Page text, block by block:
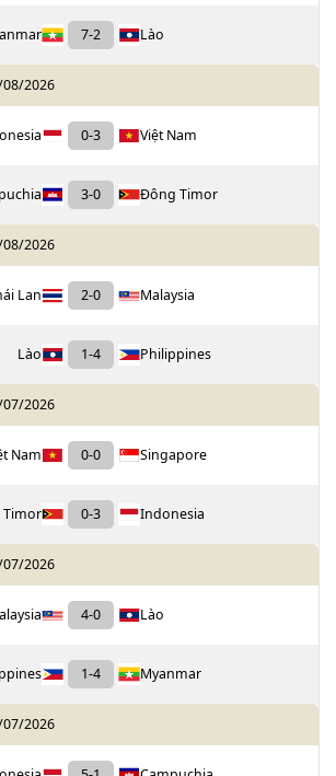
7-2 Lào
2026
0-3 Việt Nam
3-0 Đông Timor
2026
Lan 2-0 Malaysia
Lào 1-4 Philippines
2026
Nam 0-0 Singapore
0-3 Indonesia
2026
4-0 Lào
1-4 Myanmar
2026